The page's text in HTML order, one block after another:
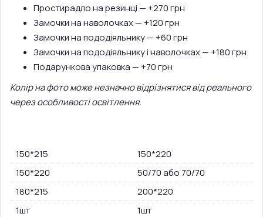
Простирадло на резинці — +270 грн
Замочки на наволочках — +120 грн
Замочки на пододіяльнику — +60 грн
Замочки на пододіяльнику і наволочках — +180 грн
Подарункова упаковка — +70 грн
Колір на фото може незначно відрізнятися від реального
через особливості освітлення.
150*215
150*220
150*220
50/70 або 70/70
180*215
200*220
1шт
1шт